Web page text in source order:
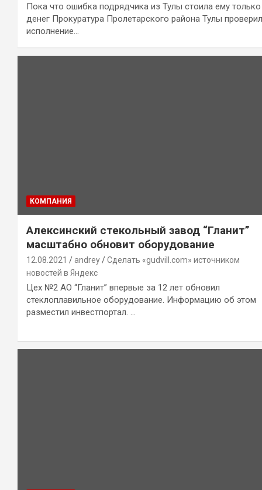
Пока что ошибка подрядчика из Тулы стоила ему только
денег Прокуратура Пролетарского района Тулы
исполнение…
КОМПАНИЯ
Алексинский стекольный завод “Гланит”
масштабно обновит оборудование
12.08.2021 andrey
Сделать «gudvill.com» источником
новостей в Яндекс
Цех №2 АО “Гланит” впервые за 12 лет обновил
стеклоплавильное оборудование. Информацию об этом
разместил инвестпортал. …